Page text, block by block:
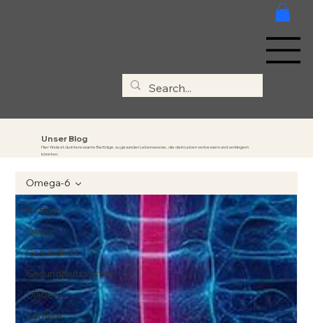
Unser Blog
Hier findest du interessante Beiträge zu gesunder Lebensweise, die dein Leben verbessern und verlängern
könnten.
All Posts
Detox
Gesundheit
Gesundheitssystem
Diabetes
Karriere
Omega-6